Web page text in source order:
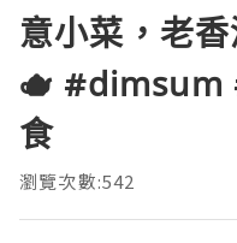
意小菜，老
🫖 #dimsum
食
瀏覽次數:542